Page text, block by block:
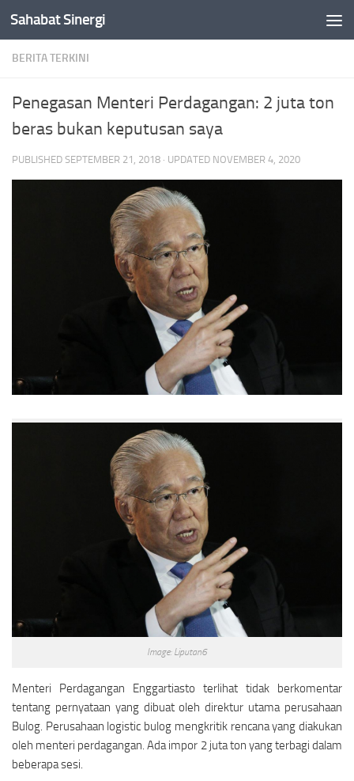
Skip to content
Sahabat Sinergi
BERITA TERKINI
Penegasan Menteri Perdagangan: 2 juta ton
beras bukan keputusan saya
PUBLISHED SEPTEMBER 21, 2018 · UPDATED NOVEMBER 4, 2020
Image: Liputan6
Menteri Perdagangan Enggartiasto terlihat tidak berkomentar
tentang pernyataan yang dibuat oleh direktur utama perusahaan
Bulog. Perusahaan logistic bulog mengkritik rencana yang diakukan
oleh menteri perdagangan. Ada impor 2 juta ton yang terbagi dalam
beberapa sesi.